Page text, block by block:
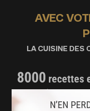
N’EN
AVEC
LA CUISINE DES
8000 recettes
partagées par